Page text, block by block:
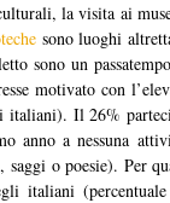
la visita ai
sono luoghi
sono un
motivato con
italiani). Il 26%
anno a nessuna
o poesie). Per
italiani